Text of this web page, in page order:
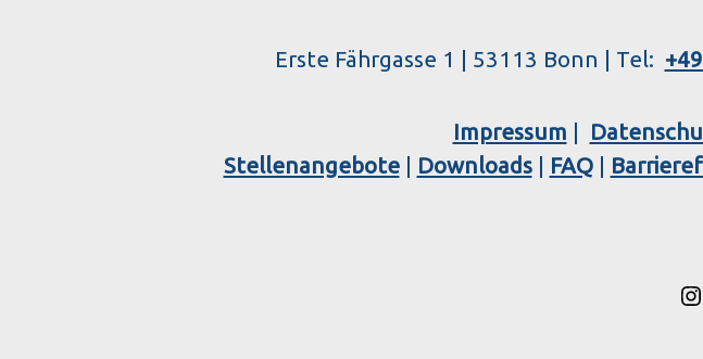
Erste Fährgasse 1 | 53113 Bonn | Tel:
Impressum
Stellenangebote| Downloads| FAQ|